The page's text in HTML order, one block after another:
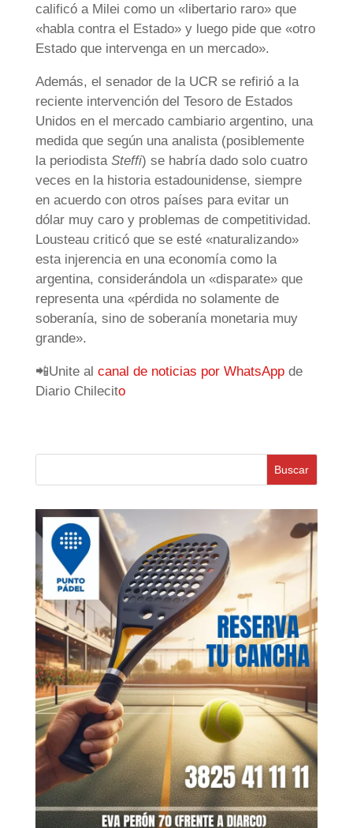
calificó a Milei como un «libertario raro» que
«habla contra el Estado» y luego pide que «otro
Estado que intervenga en un mercado».
Además, el senador de la UCR se refirió a la
reciente intervención del Tesoro de Estados
Unidos en el mercado cambiario argentino, una
medida que según una analista (posiblemente
la periodista Steffi) se habría dado solo cuatro
veces en la historia estadounidense, siempre
en acuerdo con otros países para evitar un
dólar muy caro y problemas de competitividad.
Lousteau criticó que se esté «naturalizando»
esta injerencia en una economía como la
argentina, considerándola un «disparate» que
representa una «pérdida no solamente de
soberanía, sino de soberanía monetaria muy
grande».
📲Unite al canal de noticias por WhatsAppde
Diario Chilecito
Buscar